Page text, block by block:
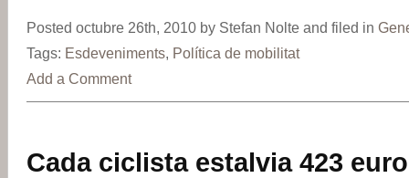
Posted octubre 26th, 2010 by Stefan Nolte and filed in
Tags: Esdeveniments, Política de mobilitat
Add a Comment
Cada ciclista estalvia 423